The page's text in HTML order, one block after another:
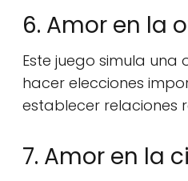
6. Amor en la
Este juego simula
hacer elecciones
establecer relaciones
7. Amor en la